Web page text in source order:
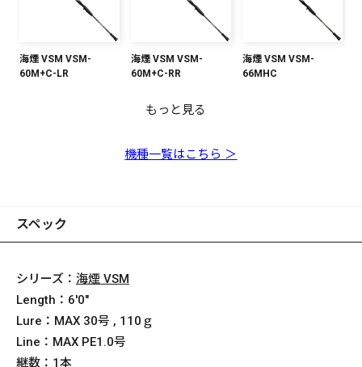
海煙 VSM VSM-
60M+C-LR
海煙 VSM VSM-
60M+C-RR
海煙 VSM VSM-
66MHC
もっと見る
機種一覧はこちら ＞
スペック
シリーズ： 海煙 VSM
Length： 6'0"
Lure： MAX 30号 , 110ｇ
Line： MAX PE1.0号
継数： 1本